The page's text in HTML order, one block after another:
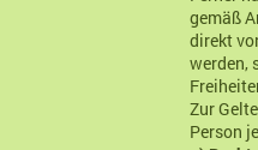
gemäß
direkt
werden,
Zur
Person